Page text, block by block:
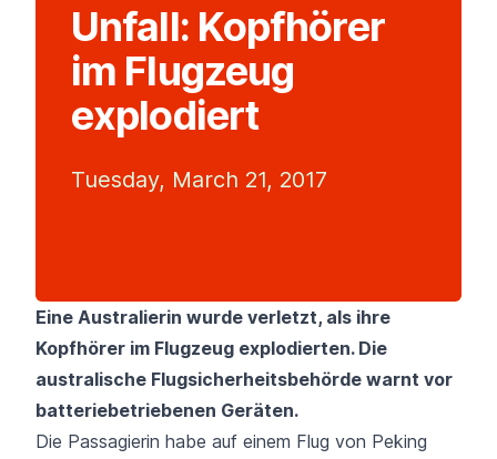
Unfall: Kopfhörer
im Flugzeug
explodiert
Tuesday, March 21, 2017
Eine Australierin wurde verletzt, als ihre
Kopfhörer im Flugzeug explodierten. Die
australische Flugsicherheitsbehörde warnt vor
batteriebetriebenen Geräten.
Die Passagierin habe auf einem Flug von Peking